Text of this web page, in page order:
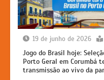
19 de junho de 2026
Jogo do Brasil hoje:
Porto Geral em Corumbá
transmissão ao vivo da